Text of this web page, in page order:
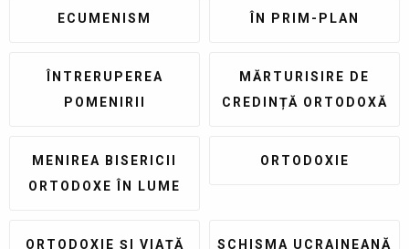
ECUMENISM ÎN PRIM-PLAN
ÎNTRERUPEREA
POMENIRII
MĂRTURISIRE DE
CREDINȚĂ ORTODOXĂ
MENIREA BISERICII
ORTODOXE ÎN LUME
ORTODOXIE
ORTODOXIE ȘI VIAȚĂ SCHISMA UCRAINEANĂ